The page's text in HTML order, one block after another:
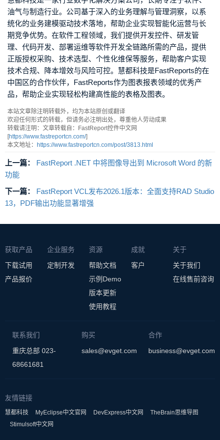
油气与制造行业。公司基于深入的业务理解与管理洞察，以系
统化的业务建模驱动技术落地，帮助企业实现智能化运营与长
期竞争优势。在软件工程领域，我们提供开发控件、研发管
理、代码开发、部署运维等软件开发全链路所需的产品，提供
正版授权采购、技术选型、个性化维保等服务，帮助客户实现
技术合规、降本增效与风险可控。慧都科技是FastReports的在
中国区的合作伙伴，FastReports作为图表报表领域的优秀产
品，帮助企业实现轻松构建高性能的表格及图表。
本站文章除注明转载外，均为本站原创或翻译
欢迎任何形式的转载，但请务必注明出处，尊重他人劳动成果
转载请注明：文章转载自：FastReport控件中文网
[https://www.fastreportcn.com/]
本文地址：
https://www.fastreportcn.com/post/3813.html
上一篇：
FastReport .NET 中将图像导出到 Microsoft Word 的新
功能
下一篇：
FastReport VCL发布2026.1版本：全面支持RAD Studio
13，PDF输出功能显著增强
获取产品
下载试用
产品报价
企业服务
定制开发
资源
帮助文档
示例Demo
版本更新
使用教程
成就
客户
关于
关于我们
在线售前咨询
联系我们
重庆总部 023-
68661681
购买
sales@evget.com
合作
business@evget.com
友情链接
慧都科技 MyEclipse中文官网 DevExpress中文网
TheBrain思维导图
Stimulsoft中文网